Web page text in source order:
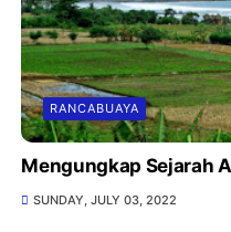
RANCABUAYA
Mengungkap Sejarah
SUNDAY, JULY 03, 2022